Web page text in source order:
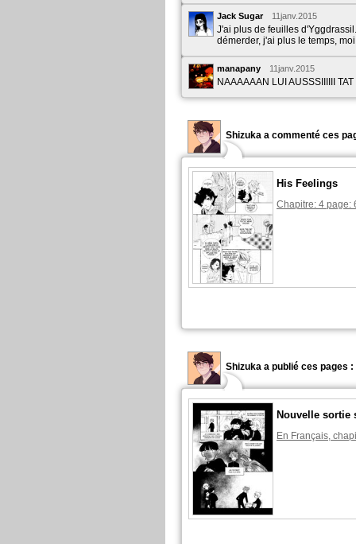
Jack Sugar 11janv.2015
J'ai plus de feuilles
démerder, j'ai plus le temps,
manapany 11janv.2015
NAAAAAAN LUI AUSSSIIIIII TAT
Shizuka a commenté ces
His Feelings
Chapitre: 4 page:
Shizuka a publié ces pages :
Nouvelle sortie
En Français,